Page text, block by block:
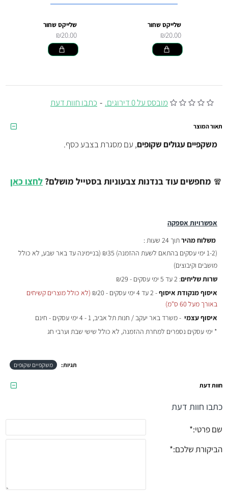
מובסס על 0 דירוגים. - כתבו חוות דעת
שלייקס שחור
₪20.00
שלייקס שחור
₪20.00
אפשרויות אספקה
משלוח מהירתוך 24 שעות :
(1-2 ימי עסקים בהתאם לשעת ההזמנה)
₪35 (בניימינה עד באר שבע, לא כולל
מושבים וקיבוצים)
שרות שליחים: 2 עד 5 ימי עסקים - ₪29
איסוף מנקודת איסוף- 2 עד 4 ימי עסקים - ₪20
(לא כולל מוצרים קשיחים
באורך מעל 60 ס"מ)
איסוף עצמי - משרד באר יעקב / חנות תל אביב, 1 - 4 ימי עסקים - חינם
* ימי עסקים נספרים למחרת ההזמנה, לא כולל שישי שבת וערבי חג
🧣 מחפשים עוד בנדנות צבעוניות בסטייל מושלם? לחצו כאן
תאור המוצר
משקפייםעגולים שקופים, עם מסגרת בצבע כסף.
תגיות: משקפיים שקופים
חוות דעת
כתבו חוות דעת
שם פרטי:
הביקורת שלכם: